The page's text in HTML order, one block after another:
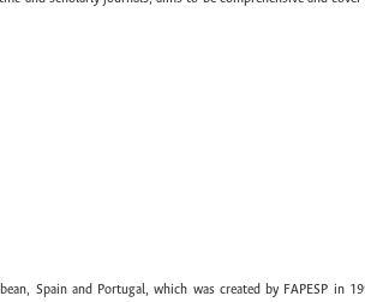
Spain and Portugal, which was created by FAPESP in